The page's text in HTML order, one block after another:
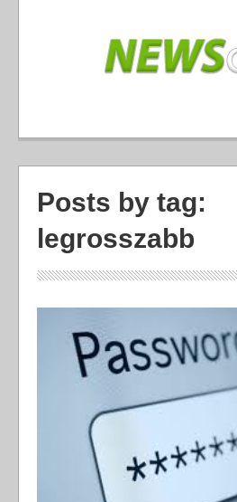
Posts by tag:
legrosszabb